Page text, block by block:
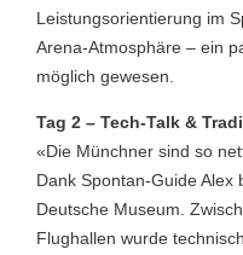
Leistungsorientierung im
Arena-Atmosphäre – ein
möglich gewesen.
Tag 2 – Tech-Talk &
«Die Münchner sind so
Dank Spontan-Guide Alex
Deutsche Museum.
Flughallen wurde